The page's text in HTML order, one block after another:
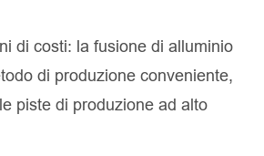
di costi: la fusione di alluminio
di produzione conveniente,
piste di produzione ad alto